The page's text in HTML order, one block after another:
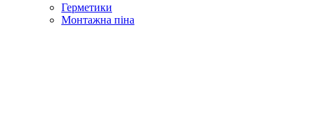
Герметики
Монтажна піна